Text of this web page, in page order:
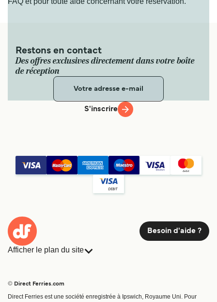
Restons en contact
Des offres exclusives directement dans votre boîte
de réception
S'inscrire
Besoin d'aide ?
Afficher le plan du site
© Direct Ferries.com
Direct Ferries est une société enregistrée à Ipswich, Royaume Uni. Pour